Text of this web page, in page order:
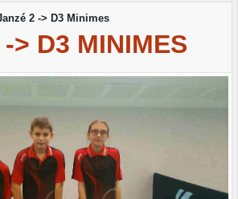
2 -> D3 Minimes
> D3 MINIMES